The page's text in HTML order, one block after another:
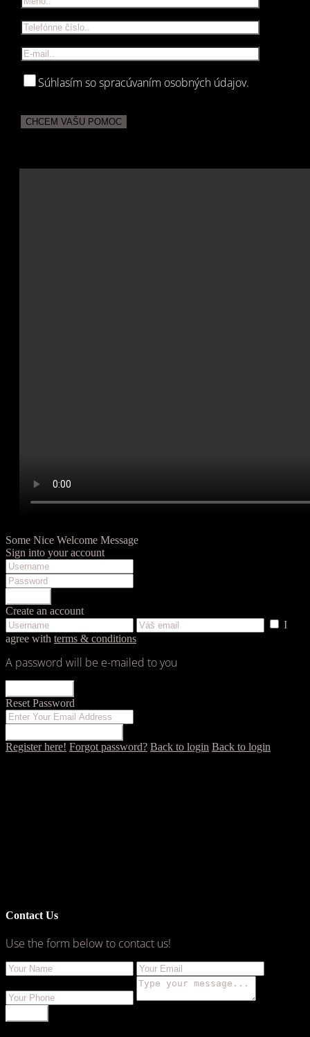
Súhlasím so spracúvaním osobných údajov.
Some Nice Welcome Message
Sign into your account
Create an account
I
agree with terms & conditions
A password will be e-mailed to you
Reset Password
Register here! Forgot password? Back to login Back to login
Contact Us
Use the form below to contact us!